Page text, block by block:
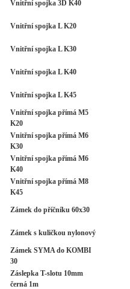
Vnitřní spojka 3D K40
Vnitřní spojka L K20
Vnitřní spojka L K30
Vnitřní spojka L K40
Vnitřní spojka L K45
Vnitřní spojka přímá M5
K20
Vnitřní spojka přímá M6
K30
Vnitřní spojka přímá M6
K40
Vnitřní spojka přímá M8
K45
Zámek do příčníku 60x30
Zámek s kuličkou nylonový
Zámek SYMA do KOMBI
30
Záslepka T-slotu 10mm
černá 1m